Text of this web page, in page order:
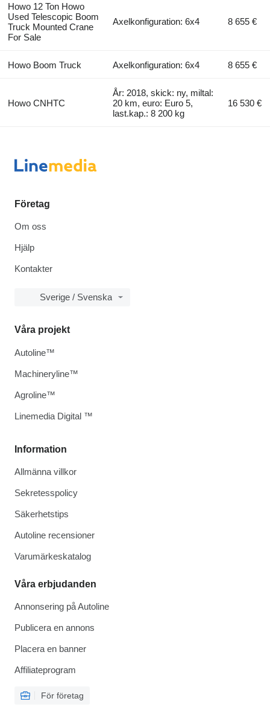
Howo 12 Ton Howo
Used Telescopic Boom
Truck Mounted Crane
For Sale
Axelkonfiguration: 6x4 8 655 €
Howo Boom Truck Axelkonfiguration: 6x4 8 655 €
Howo CNHTC
År: 2018, skick: ny, miltal:
20 km, euro: Euro 5,
last.kap.: 8 200 kg
16 530 €
Företag
Om oss
Hjälp
Kontakter
Sverige / Svenska
Information
Allmänna villkor
Sekretesspolicy
Säkerhetstips
Autoline recensioner
Varumärkeskatalog
Våra erbjudanden
Annonsering på Autoline
Publicera en annons
Placera en banner
Affiliateprogram
För företag
Våra projekt
Autoline™
Machineryline™
Agroline™
Linemedia Digital ™